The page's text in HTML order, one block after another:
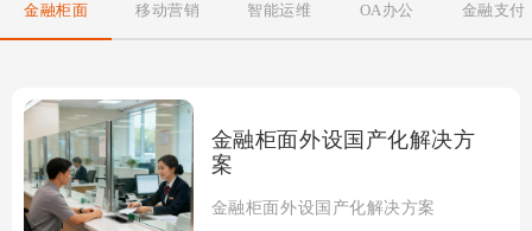
金融柜面 移动营销 智能运维 OA办公 金融支付
金融柜面外设国产化解决方
案
金融柜面外设国产化解决方案